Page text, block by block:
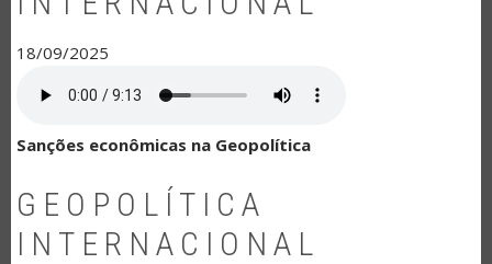
18/09/2025
Sanções econômicas na Geopolítica
GEOPOLÍTICA
INTERNACIONAL